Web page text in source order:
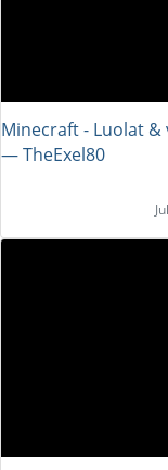
Minecraft - Luolat
― TheExel80